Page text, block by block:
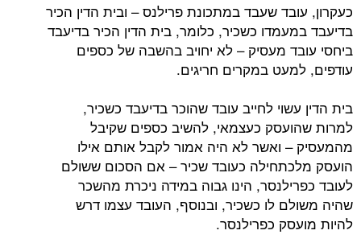
כעקרון, עובד שעבד במתכונת פרילנס – ובית הדין הכיר
בדיעבד במעמדו כשכיר, כלומר, בית הדין הכיר בדיעבד
ביחסי עובד מעסיק – לא יחויב בהשבה של כספים
עודפים, למעט במקרים חריגים.
בית הדין עשוי לחייב עובד שהוכר בדיעבד כשכיר,
למרות שהועסק כעצמאי, להשיב כספים שקיבל
מהמעסיק – ואשר לא היה אמור לקבל אותם אילו
הועסק מלכתחילה כעובד שכיר – אם הסכום ששולם
לעובד כפרילנסר, הינו גבוה במידה ניכרת מהשכר
שהיה משולם לו כשכיר, ובנוסף, העובד עצמו דרש
להיות מועסק כפרילנסר.